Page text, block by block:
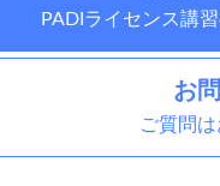
PADIライセンス講
お
ご質問